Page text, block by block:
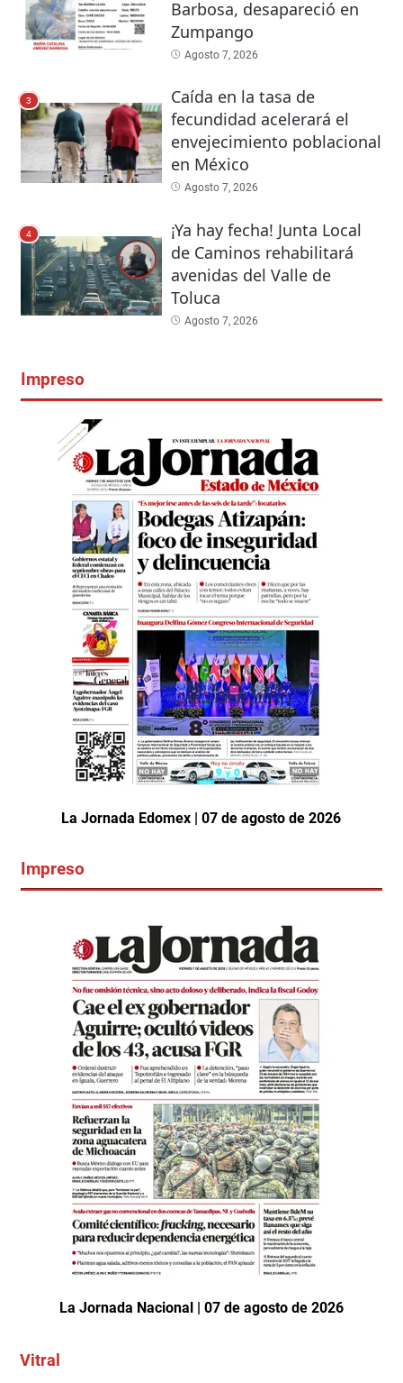
Barbosa, desapareció en
Zumpango
Agosto 7, 2026
3
Caída en la tasa de
fecundidad acelerará el
envejecimiento poblacional
en México
Agosto 7, 2026
4
¡Ya hay fecha! Junta Local
de Caminos rehabilitará
avenidas del Valle de
Toluca
Agosto 7, 2026
Impreso
La Jornada Edomex | 07 de agosto de 2026
Impreso
La Jornada Nacional | 07 de agosto de 2026
Vitral